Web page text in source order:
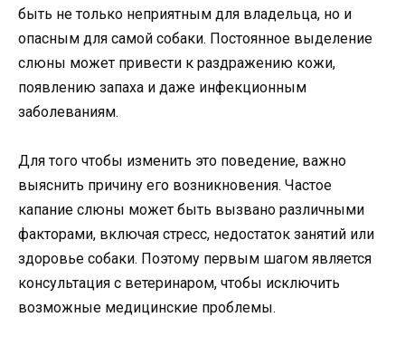
быть не только неприятным для владельца, но и
опасным для самой собаки. Постоянное выделение
слюны может привести к раздражению кожи,
появлению запаха и даже инфекционным
заболеваниям.
Для того чтобы изменить это поведение, важно
выяснить причину его возникновения. Частое
капание слюны может быть вызвано различными
факторами, включая стресс, недостаток занятий или
здоровье собаки. Поэтому первым шагом является
консультация с ветеринаром, чтобы исключить
возможные медицинские проблемы.